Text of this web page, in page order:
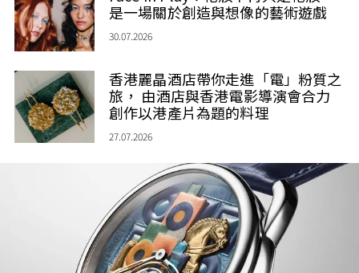
是一場關於創造與想像的藝術遊戲
30.07.2026
香港麗晶酒店帶你走進「電」粉質之
旅， 由酒店與香港電影導演會合力
創作以港產片為題的料理
27.07.2026